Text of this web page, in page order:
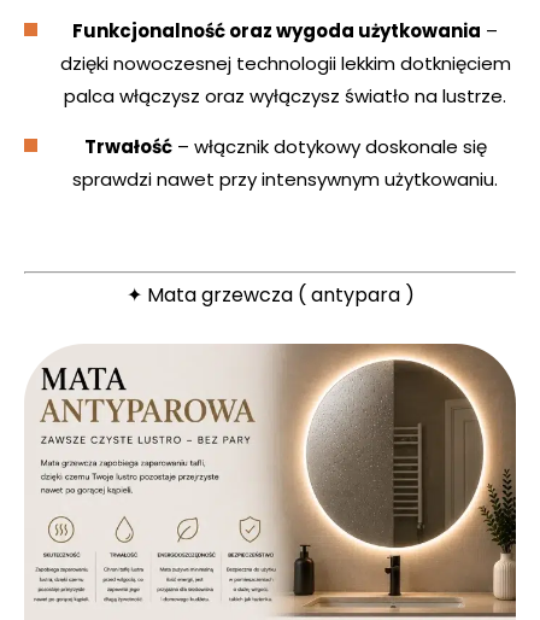
Funkcjonalność oraz wygoda użytkowania –
dzięki nowoczesnej technologii lekkim dotknięciem
palca włączysz oraz wyłączysz światło na lustrze.
Trwałość– włącznik dotykowy doskonale się
sprawdzi nawet przy intensywnym użytkowaniu.
✦ Mata grzewcza ( antypara )